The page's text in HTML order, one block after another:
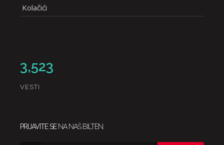
Kolačići
3,523
VESTI
PRIJAVITE SENA NAŠ BILTEN.